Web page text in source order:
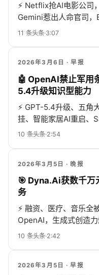
⚡ Netflix抢AI电影公司
Gemini惹出人命官司
世界模型奔向AGI，本
11 条头条·3:07
2026年3月6日 · 早报
🤖 OpenAI禁止军用
5.4升级知识型能力
⚡ GPT-5.4升级、五角
挂、智能家居AI重启、
你洗脑子——AI圈一周全
10 条头条·2:54
2026年3月5日 · 晚报
🎯 Dyna.Ai获数千万
务
⚡ 融资、医疗、音乐全
OpenAI，生成式创造力
10 条头条·2:42
2026年3月5日 · 早报